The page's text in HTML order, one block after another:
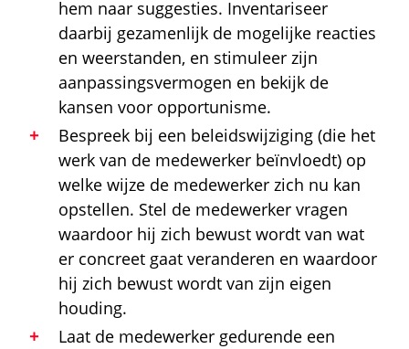
hem naar suggesties. Inventariseer
daarbij gezamenlijk de mogelijke reacties
en weerstanden, en stimuleer zijn
aanpassingsvermogen en bekijk de
kansen voor opportunisme.
Bespreek bij een beleidswijziging (die het
werk van de medewerker beïnvloedt) op
welke wijze de medewerker zich nu kan
opstellen. Stel de medewerker vragen
waardoor hij zich bewust wordt van wat
er concreet gaat veranderen en waardoor
hij zich bewust wordt van zijn eigen
houding.
Laat de medewerker gedurende een